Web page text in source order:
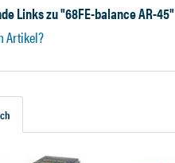
Links zu "68FE-balance AR-45"
Artikel?